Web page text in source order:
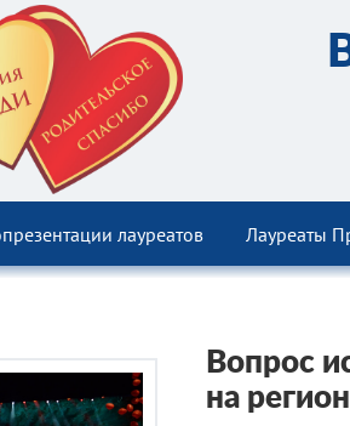
лауреатов Лауреаты
Вопрос
на